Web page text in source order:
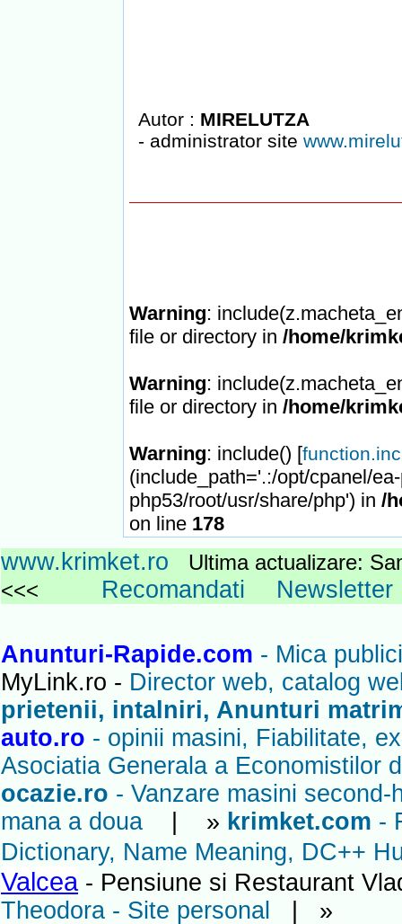
Autor : MIRELUTZA
- administrator site
Warning:
file or directory in /home/
Warning:
file or directory in /home/
Warning: include() [
(include_path='.:/opt/cpanel/
php53/root/usr/share/php') in /
on line 178
www.krimket.ro
Ultima actualizare:
<<< Recomandati Newsletter
Anunturi-Rapide.com - Mica
MyLink.ro - Director web, catalog
prietenii, intalniri, Anunturi
auto.ro - opinii masini, Fiabilitate,
Asociatia Generala a Economistilor
ocazie.ro - Vanzare masini
mana a doua | » krimket.com -
Dictionary, Name Meaning, DC++
Valcea- Pensiune si Restaurant
Theodora - Site personal
| »